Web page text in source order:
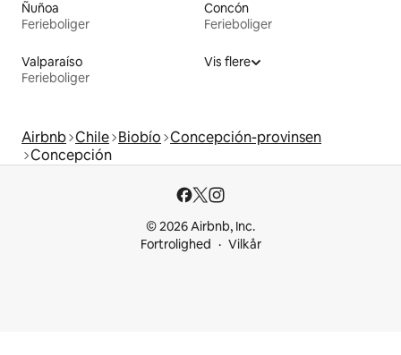
Ñuñoa
Ferieboliger
Concón
Ferieboliger
Valparaíso
Ferieboliger
Vis flere
Airbnb Chile Biobío Concepción-provinsen
Concepción
© 2026 Airbnb, Inc.
Fortrolighed
Vilkår